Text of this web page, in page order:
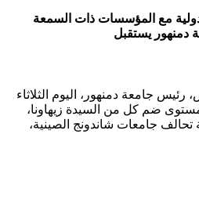
مع المؤسسات ذات السمعة
دمنهور يستقبل
رئيس جامعة دمنهور، اليوم الثلاثاء
رفيع المستوى ضم كل من السيدة زيهاونا،
تحالف جامعات شاندونج الصينية،